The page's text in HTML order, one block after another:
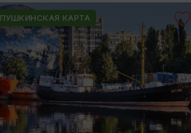
ПУШКИНСКАЯ КАРТА